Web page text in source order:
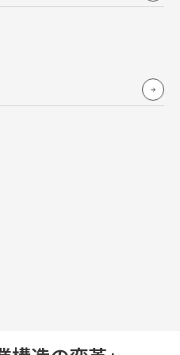
能にしました。あとはリモ
、そして対象者制限のな
いるんです。